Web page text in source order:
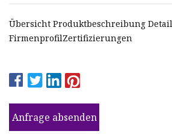
Übersicht Produktbeschreibung
FirmenprofilZertifizierungen
Anfrage absenden